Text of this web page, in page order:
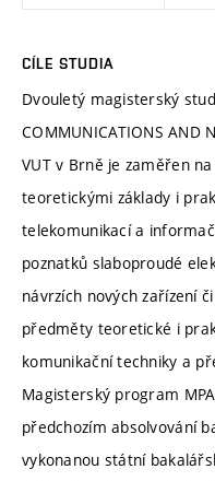
CÍLE STUDIA
Dvouletý magisterský
COMMUNICATIONS AND
VUT v Brně je zaměřen
teoretickými základy i
telekomunikací a
poznatků slaboproudé
návrzích nových zařízení
předměty teoretické i
komunikační techniky a
Magisterský program
předchozím absolvování
vykonanou státní